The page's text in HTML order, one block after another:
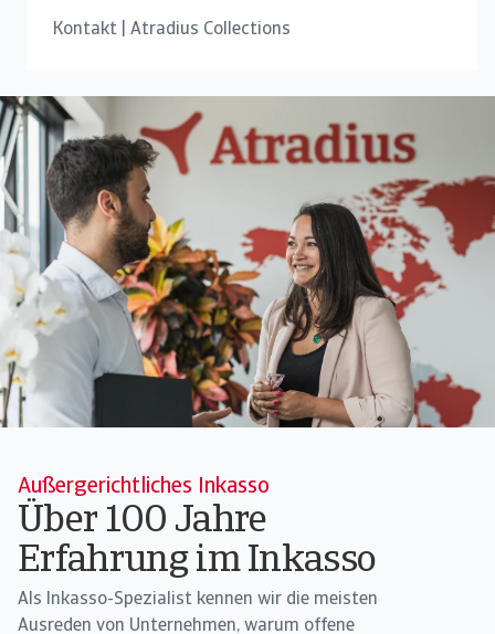
Kontakt | Atradius Collections
Außergerichtliches Inkasso
Über 100 Jahre
Erfahrung im Inkasso
Als Inkasso-Spezialist kennen wir die meisten
Ausreden von Unternehmen, warum offene